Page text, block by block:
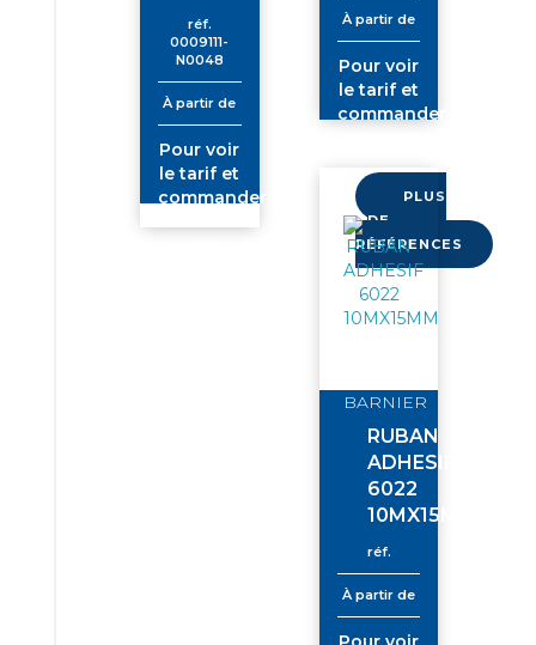
réf.
0009111-
N0048
À partir de
Pour voir
le tarif et
commander
À partir de
Pour voir
le tarif et
commander
PLUS
DE
RÉFÉRENCES
BARNIER
RUBAN
ADHESIF
6022
10MX15MM
réf.
À partir de